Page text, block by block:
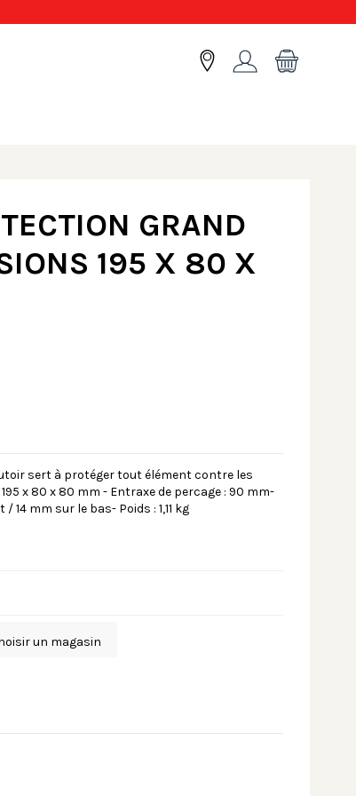
GRAND
195 X 80 X
sert à protéger tout élément contre les
x 80 x 80 mm - Entraxe de percage : 90 mm-
mm sur le bas- Poids : 1,11 kg
un magasin